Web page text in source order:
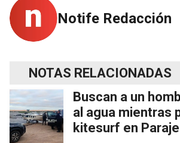
Notife Redacción
NOTAS RELACIONADAS
Buscan a un
al agua mientras
kitesurf en